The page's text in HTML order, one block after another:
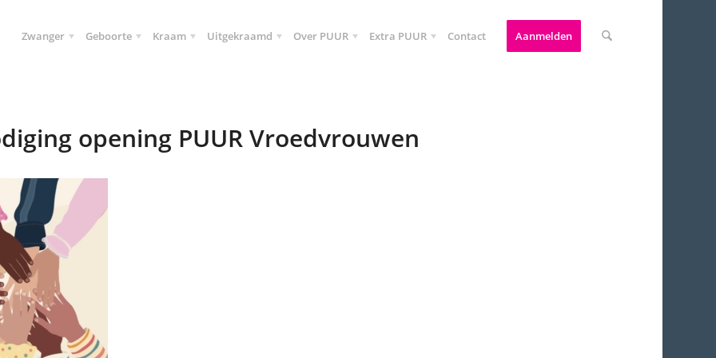
Zwanger Geboorte Kraam Uitgekraamd Over PUUR Extra PUUR Contact Aanmelden
opening PUUR Vroedvrouwen